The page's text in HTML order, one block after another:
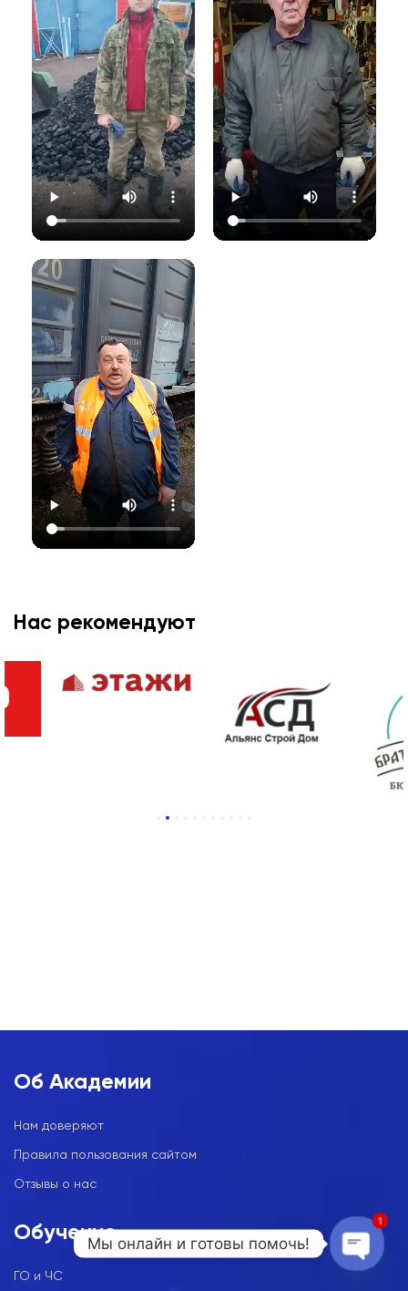
Нас рекомендуют
Об Академии
Нам доверяют
Правила пользования сайтом
Отзывы о нас
Обучение
ГО и ЧС
Мы онлайн и готовы помочь!
1